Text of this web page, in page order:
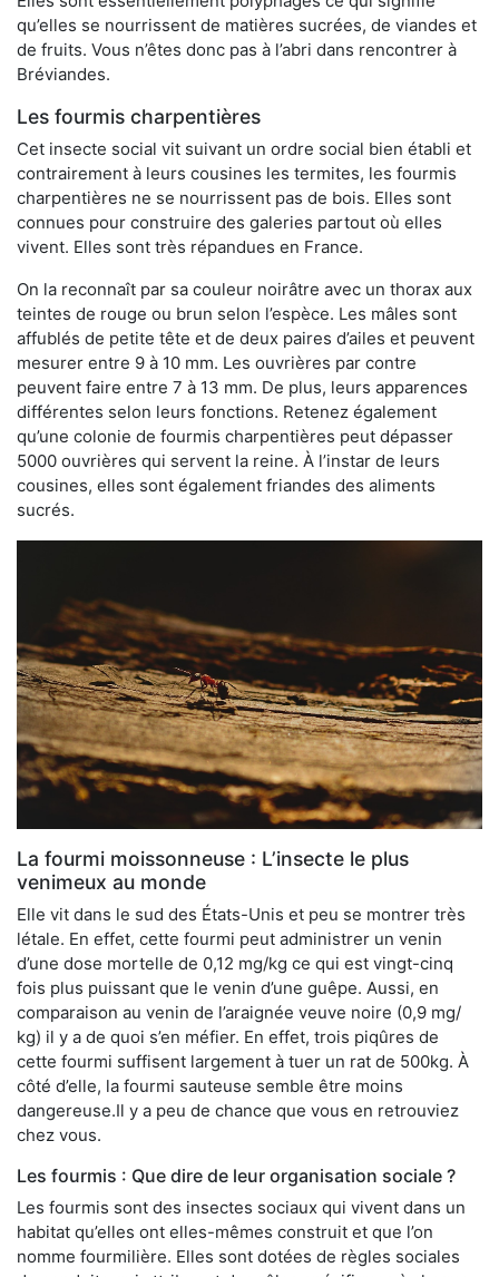
qu’elles se nourrissent de matières sucrées, de viandes et
de fruits. Vous n’êtes donc pas à l’abri dans rencontrer à
Bréviandes.
Les fourmis charpentières
Cet insecte social vit suivant un ordre social bien établi et
contrairement à leurs cousines les termites, les fourmis
charpentières ne se nourrissent pas de bois. Elles sont
connues pour construire des galeries partout où elles
vivent. Elles sont très répandues en France.
On la reconnaît par sa couleur noirâtre avec un thorax aux
teintes de rouge ou brun selon l’espèce. Les mâles sont
affublés de petite tête et de deux paires d’ailes et peuvent
mesurer entre 9 à 10 mm. Les ouvrières par contre
peuvent faire entre 7 à 13 mm. De plus, leurs apparences
différentes selon leurs fonctions. Retenez également
qu’une colonie de fourmis charpentières peut dépasser
5000 ouvrières qui servent la reine. À l’instar de leurs
cousines, elles sont également friandes des aliments
sucrés.
La fourmi moissonneuse : L’insecte le plus
venimeux au monde
Elle vit dans le sud des États-Unis et peu se montrer très
létale. En effet, cette fourmi peut administrer un venin
d’une dose mortelle de 0,12 mg/kg ce qui est vingt-cinq
fois plus puissant que le venin d’une guêpe. Aussi, en
comparaison au venin de l’araignée veuve noire (0,9 mg/
kg) il y a de quoi s’en méfier. En effet, trois piqûres de
cette fourmi suffisent largement à tuer un rat de 500kg. À
côté d’elle, la fourmi sauteuse semble être moins
dangereuse.Il y a peu de chance que vous en retrouviez
chez vous.
Les fourmis : Que dire de leur organisation sociale ?
Les fourmis sont des insectes sociaux qui vivent dans un
habitat qu’elles ont elles-mêmes construit et que l’on
nomme fourmilière. Elles sont dotées de règles sociales